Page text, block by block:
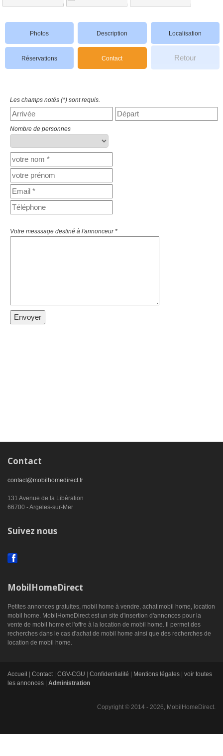
Photos Description Localisation
Réservations Contact Retour
Les champs notés (*) sont requis.
Nombre de personnes
Votre messsage destiné à l'annonceur *
Contact
contact@mobilhomedirect.fr
131 Avenue de la Libération
66700 - Argeles-sur-Mer
Suivez nous
MobilHomeDirect
Petites annonces gratuites, mobil home à vendre, achat mobil home, location
mobil home. MobilHomeDirect est un site d'insertion d'annonces pour la
vente de mobil home et l'offre à la location de mobil home. Il permet des
recherches dans le cas d'achat de mobil home ainsi que des recherches de
location de mobil home.
Accueil Contact| CGV-CGU Confidentialité Mentions légales
voir toutes
les annonces
Administration
Copyright © 2014 - 2026, MobilHomeDirect.